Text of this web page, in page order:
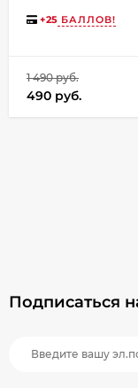
+25 БАЛЛОВ!
1 490 руб.
490 руб.
Подписаться